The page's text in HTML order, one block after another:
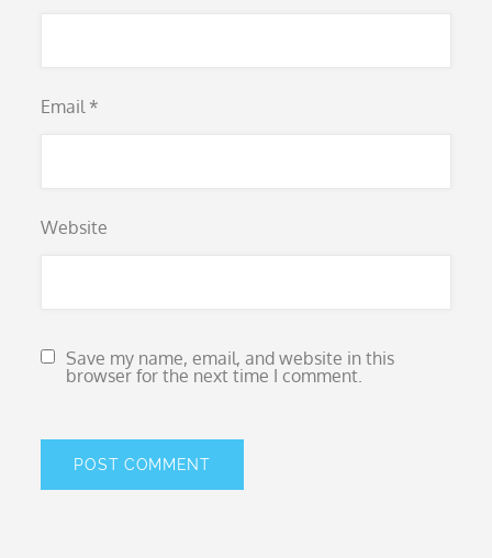
Email *
Website
Save my name, email, and website in this
browser for the next time I comment.